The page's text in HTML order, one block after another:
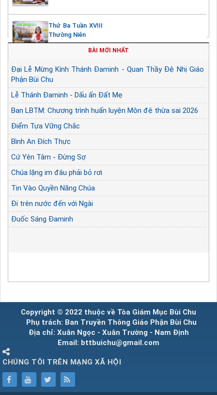
Thứ Ba Tuần XVIII
Thường Niên
BÀI MỚI NHẤT
Đại Lễ Mừng Kính Thánh Đaminh - Quan Thầy Đệ Nhị Giáo
Phận Bùi Chu
Lễ Thánh Đaminh - Dấu ấn Đất Mẹ
Ban LBTM: Chương trình huấn luyện Môn đệ thừa sai 2026
Điểm Tựa Vững Chắc
Bình An Đích Thực
Cứ Yên Tâm - Đừng Sợ
Chúa lặng im đâu phải bỏ rơi
Tin Vào Quyền Năng Chúa
Đi trên nước đến với Ngài
Đuốc Sáng Đaminh
Copyright © 2022 thuộc về Tòa Giám Mục Bùi Chu
Phụ trách: Ban Truyền Thông Giáo Phận Bùi Chu
Địa chỉ: Xuân Ngọc - Xuân Trường - Nam Định
Email: bttbuichu@gmail.com
CHÚNG TÔI TRÊN MẠNG XÃ HỘI